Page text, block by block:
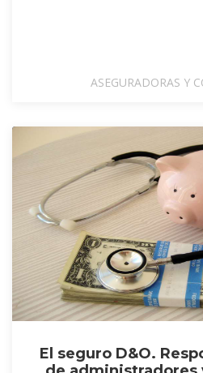
ASEGURADORAS Y
El seguro D&O.